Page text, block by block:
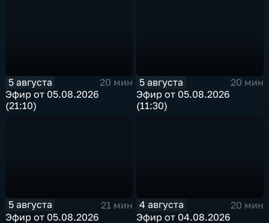
5 августа
20 мин
Эфир от 05.08.2026
(21:10)
5 августа
20 мин
Эфир от 05.08.2026
(11:30)
5 августа
21 мин
Эфир от 05.08.2026
4 августа
20 мин
Эфир от 04.08.2026